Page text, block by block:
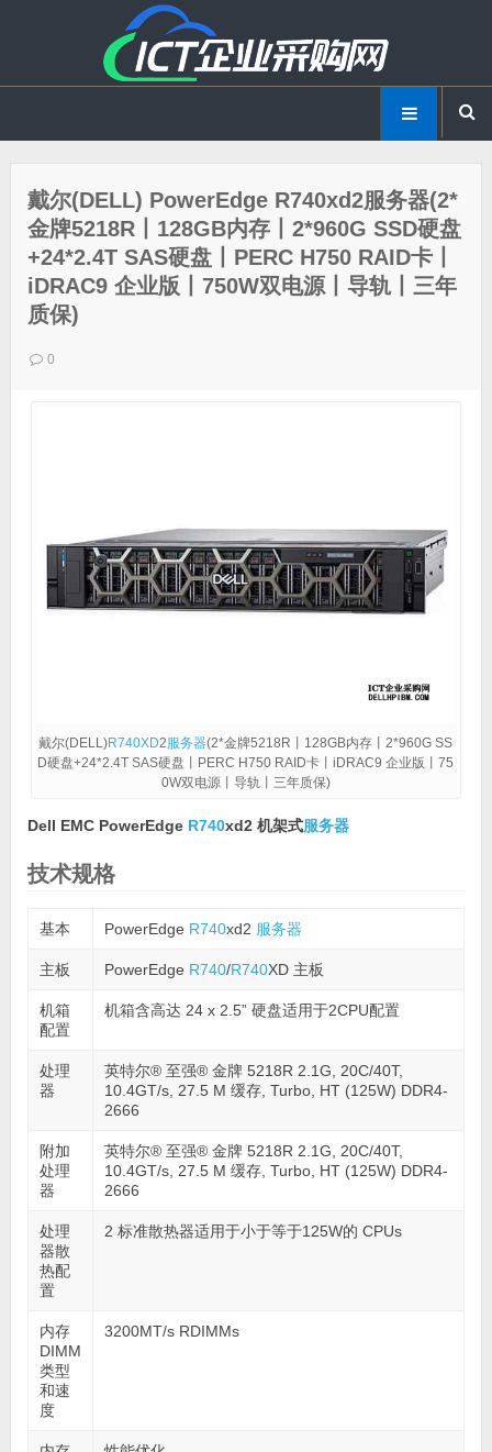
戴尔(DELL) PowerEdge R740xd2服务器(2*
金牌5218R丨128GB内存丨2*960G SSD硬盘
+24*2.4T SAS硬盘丨PERC H750 RAID卡丨
iDRAC9 企业版丨750W双电源丨导轨丨三年
质保)
0
戴尔(DELL)R740XD2服务器(2*金牌5218R丨128GB内存丨2*960G SS
D硬盘+24*2.4T SAS硬盘丨PERC H750 RAID卡丨iDRAC9 企业版丨75
0W双电源丨导轨丨三年质保)
Dell EMC PowerEdge R740xd2 机架式服务器
技术规格
基本 PowerEdge R740xd2 服务器
主板 PowerEdge R740/R740XD 主板
机箱
配置
机箱含高达 24 x 2.5” 硬盘适用于2CPU配置
处理
器
英特尔® 至强® 金牌 5218R 2.1G, 20C/40T,
10.4GT/s, 27.5 M 缓存, Turbo, HT (125W) DDR4-
2666
附加
处理
器
英特尔® 至强® 金牌 5218R 2.1G, 20C/40T,
10.4GT/s, 27.5 M 缓存, Turbo, HT (125W) DDR4-
2666
处理
器散
热配
置
2 标准散热器适用于小于等于125W的 CPUs
内存
DIMM
类型
和速
度
3200MT/s RDIMMs